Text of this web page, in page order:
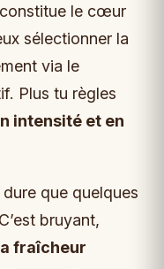
le cœur
sélectionner la
via le
Plus tu règles
intensité et en
que quelques
bruyant,
fraîcheur